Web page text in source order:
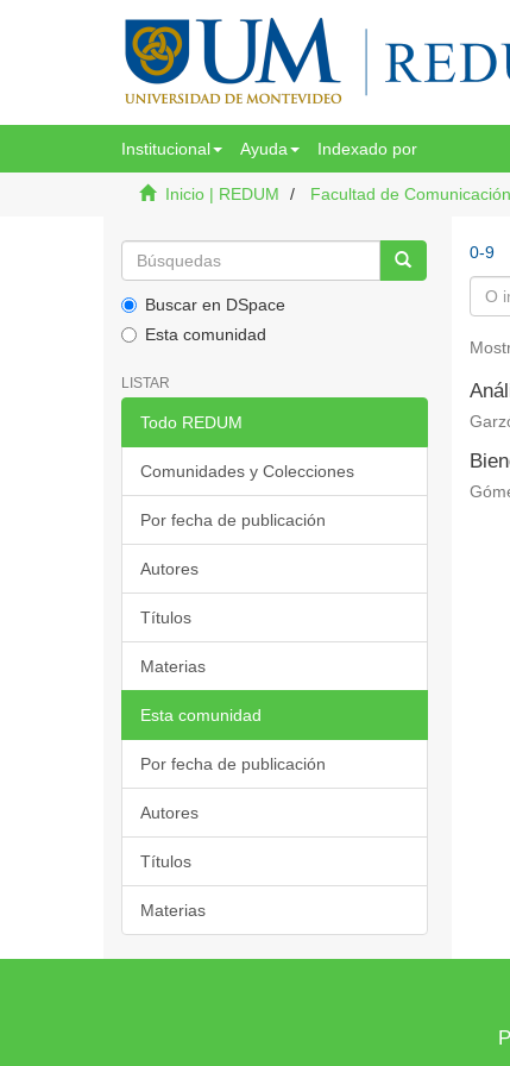
Institucional Ayuda Indexado por
Inicio | REDUM Facultad de Comunicación
Buscar en DSpace
Esta comunidad
LISTAR
Todo REDUM
Comunidades y Colecciones
Por fecha de publicación
Autores
Títulos
Materias
Esta comunidad
Por fecha de publicación
Autores
Títulos
Materias
0-9